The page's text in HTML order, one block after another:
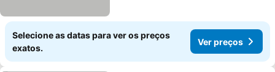
Selecione as datas para ver os preços
exatos.
Ver preços